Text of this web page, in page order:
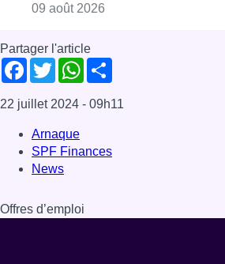
09 août 2026
Partager l'article
Facebook
TwitterWhatsApp
22 juillet 2024 - 09h11
Arnaque
SPF Finances
News
Offres d’emploi